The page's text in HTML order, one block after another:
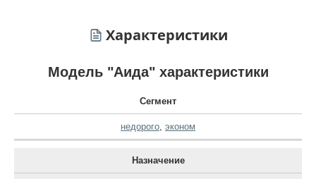
Характеристики
Модель "Аида" характеристики
Сегмент
недорого эконом
Назначение